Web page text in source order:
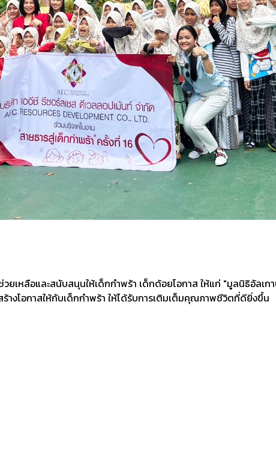
ยเหลือและสนับสนุนให้เด็กกำพร้า เด็กด้อยโอกาส ให้แก่ "มูลนิธิอัลเ
างโอกาสให้กับเด็กกำพร้า ให้ได้รับการเติมเต็มคุณภาพชีวิตที่ดียิ่งขึ้น